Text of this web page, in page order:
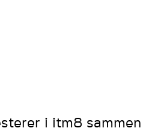
i itm8 sammen